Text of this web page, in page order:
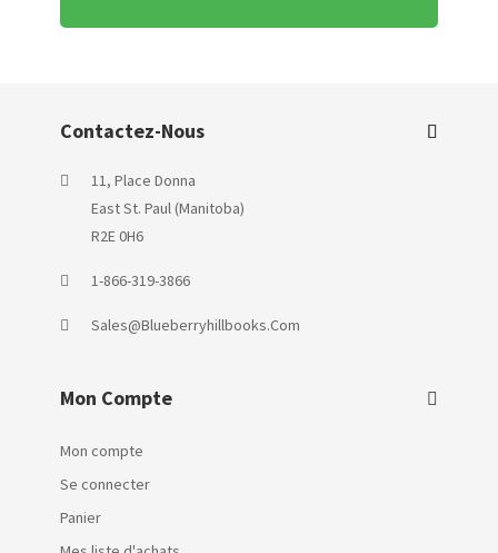
Contactez-Nous
11, Place Donna
East St. Paul (Manitoba)
R2E 0H6
1-866-319-3866
Sales@blueberryhillbooks.com
Mon Compte
Mon compte
Se connecter
Panier